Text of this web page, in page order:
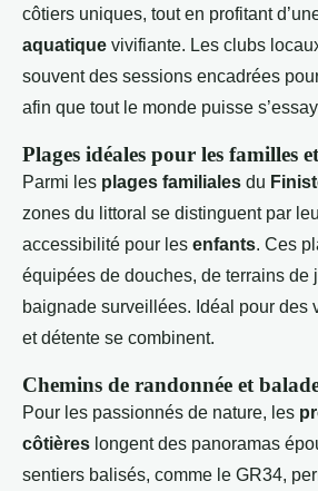
côtiers uniques, tout en profitant
aquatique vivifiante. Les clubs
souvent des sessions encadrées
afin que tout le monde puisse
Plages idéales pour les familles
Parmi les plages familiales du
zones du littoral se distinguent par
accessibilité pour les enfants. Ces
équipées de douches, de terrains de
baignade surveillées. Idéal pour des
et détente se combinent.
Chemins de randonnée et
Pour les passionnés de nature, les
côtières longent des panoramas
sentiers balisés, comme le GR34,